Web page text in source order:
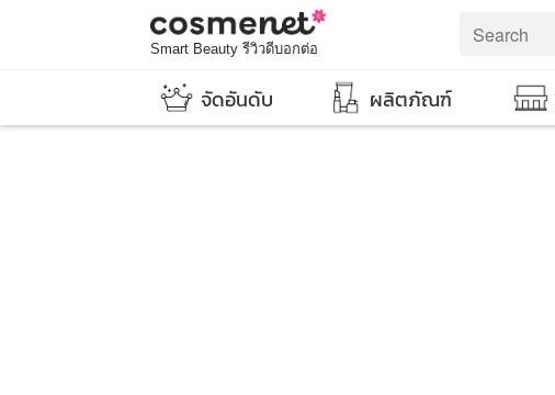
Smart Beauty รีวิวดีบอกต่อ
จัดอันดับ ผลิตภัณฑ์